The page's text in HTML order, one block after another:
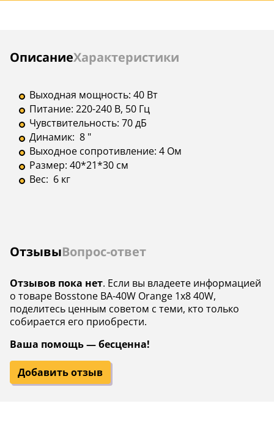
ОписаниеХарактеристики
Инструкции
Выходная мощность: 40 Вт
Питание: 220-240 В, 50 Гц
Чувствительность: 70 дБ
Динамик: 8 "
Выходное сопротивление: 4 Ом
Размер: 40*21*30 см
Вес: 6 кг
ОтзывыВопрос-ответ
Отзывов пока нет. Если вы владеете информацией
о товаре Bosstone BA-40W Orange 1х8 40W,
поделитесь ценным советом с теми, кто только
собирается его приобрести.
Ваша помощь — бесценна!
Добавить отзыв